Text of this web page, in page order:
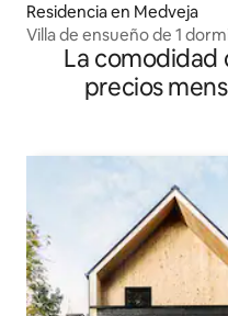
Residencia en Medveja
Villa de ensueño de 1
jacuzzi y sauna!
La comodidad
precios